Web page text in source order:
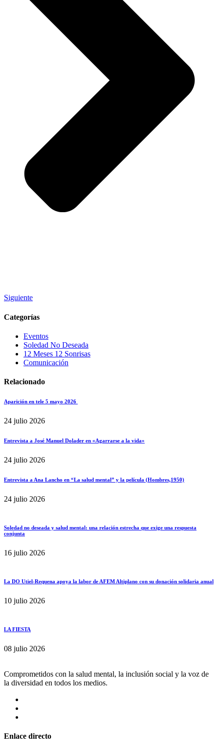
Siguiente
Categorías
Eventos
Soledad No Deseada
12 Meses 12 Sonrisas
Comunicación
Relacionado
Aparición en tele 5 mayo 2026
24 julio 2026
Entrevista a José Manuel Dolader en «Agarrarse a la vida»
24 julio 2026
Entrevista a Ana Lancho en “La salud mental” y la película (Hombres,1950)
24 julio 2026
Soledad no deseada y salud mental: una relación estrecha que exige una respuesta
conjunta
16 julio 2026
La DO Utiel-Requena apoya la labor de AFEM Altiplano con su donación solidaria anual
10 julio 2026
LA FIESTA
08 julio 2026
Comprometidos con la salud mental, la inclusión social y la voz de
la diversidad en todos los medios.
Enlace directo